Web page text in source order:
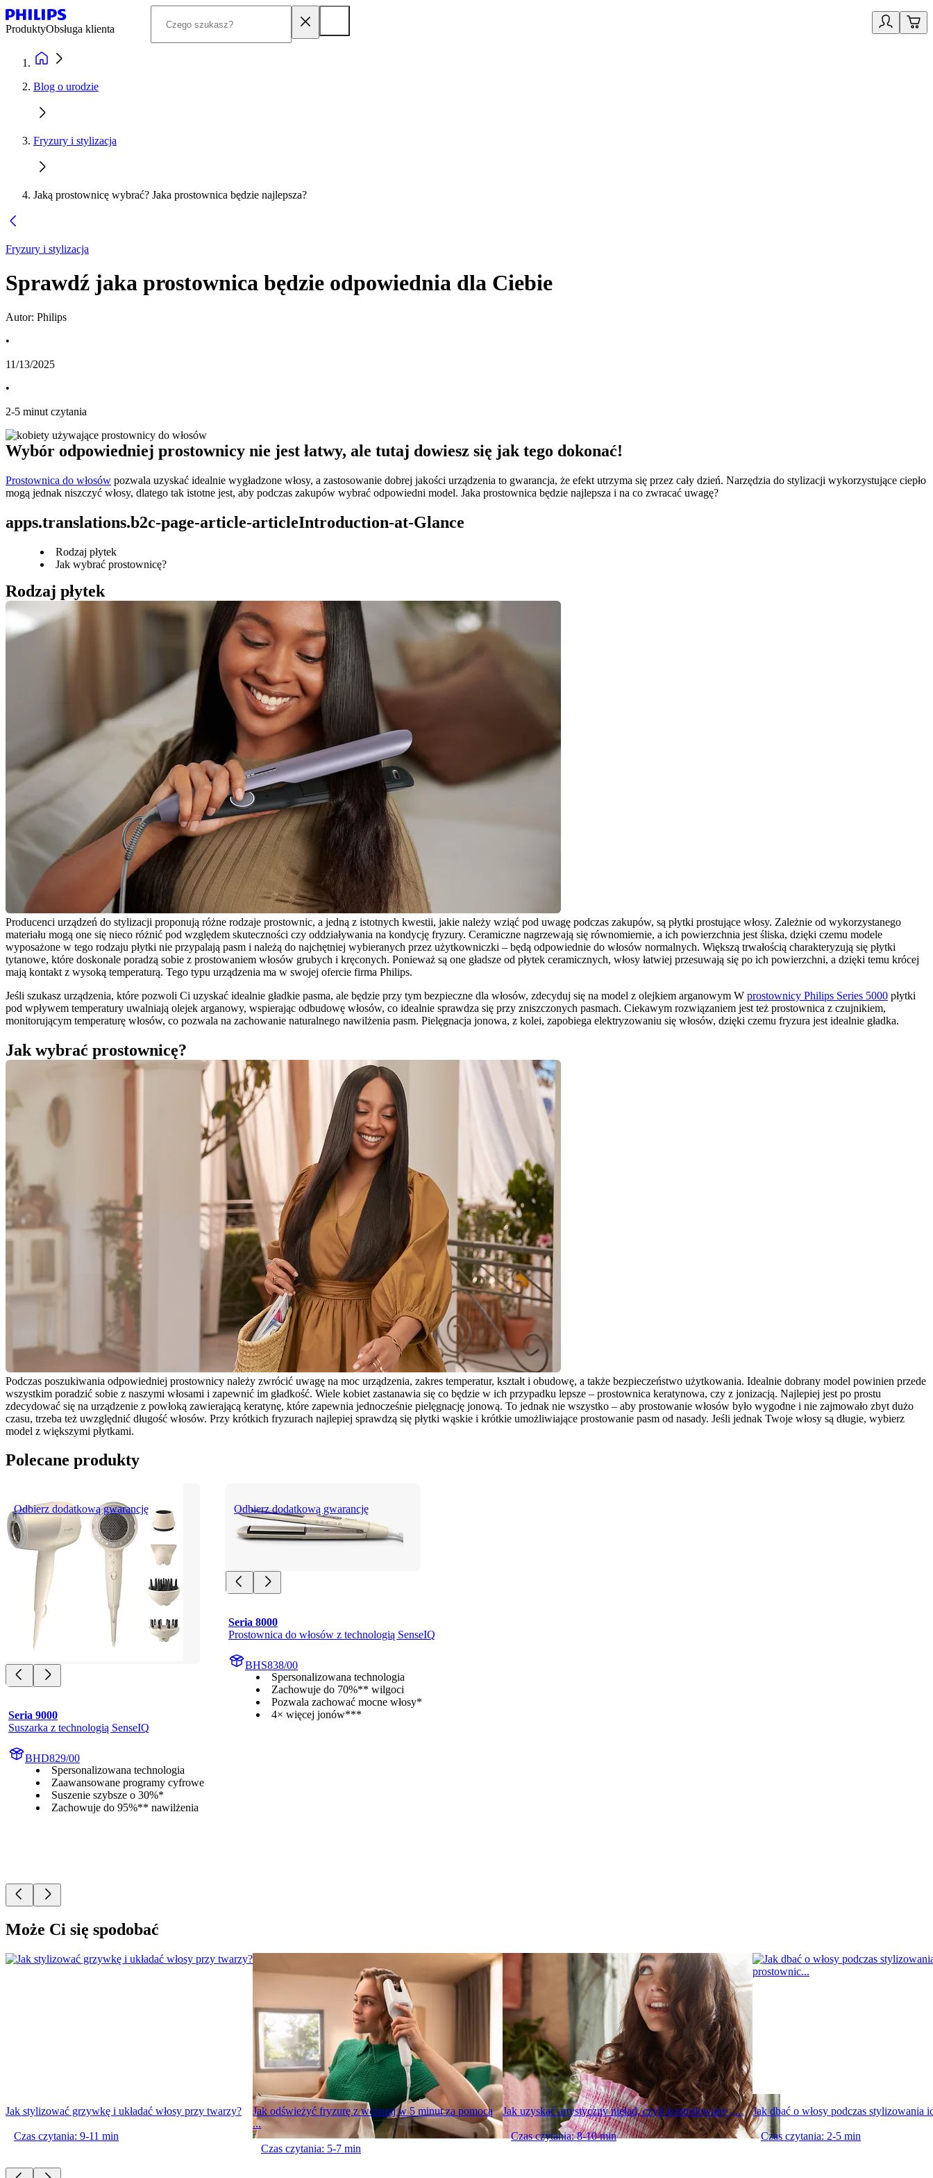
ProduktyObsługa klienta
Blog o urodzie
Fryzury i stylizacja
Jaką prostownicę wybrać? Jaka prostownica będzie najlepsza?
Fryzury i stylizacja
Sprawdź jaka prostownica będzie odpowiednia dla Ciebie
Autor: Philips
•
11/13/2025
•
2-5 minut czytania
Wybór odpowiedniej prostownicy nie jest łatwy, ale tutaj dowiesz się jak tego dokonać!
Prostownica do włosów pozwala uzyskać idealnie wygładzone włosy, a zastosowanie dobrej jakości urządzenia to gwarancja, że efekt utrzyma się przez cały dzień. Narzędzia do stylizacji wykorzystujące ciepło
mogą jednak niszczyć włosy, dlatego tak istotne jest, aby podczas zakupów wybrać odpowiedni model. Jaka prostownica będzie najlepsza i na co zwracać uwagę?
apps.translations.b2c-page-article-articleIntroduction-at-Glance
Rodzaj płytek
Jak wybrać prostownicę?
Rodzaj płytek
Producenci urządzeń do stylizacji proponują różne rodzaje prostownic, a jedną z istotnych kwestii, jakie należy wziąć pod uwagę podczas zakupów, są płytki prostujące włosy. Zależnie od wykorzystanego
materiału mogą one się nieco różnić pod względem skuteczności czy oddziaływania na kondycję fryzury. Ceramiczne nagrzewają się równomiernie, a ich powierzchnia jest śliska, dzięki czemu modele
wyposażone w tego rodzaju płytki nie przypalają pasm i należą do najchętniej wybieranych przez użytkowniczki – będą odpowiednie do włosów normalnych. Większą trwałością charakteryzują się płytki
tytanowe, które doskonale poradzą sobie z prostowaniem włosów grubych i kręconych. Ponieważ są one gładsze od płytek ceramicznych, włosy łatwiej przesuwają się po ich powierzchni, a dzięki temu krócej
mają kontakt z wysoką temperaturą. Tego typu urządzenia ma w swojej ofercie firma Philips.
Jeśli szukasz urządzenia, które pozwoli Ci uzyskać idealnie gładkie pasma, ale będzie przy tym bezpieczne dla włosów, zdecyduj się na model z olejkiem arganowym W prostownicy Philips Series 5000 płytki
pod wpływem temperatury uwalniają olejek arganowy, wspierając odbudowę włosów, co idealnie sprawdza się przy zniszczonych pasmach. Ciekawym rozwiązaniem jest też prostownica z czujnikiem,
monitorującym temperaturę włosów, co pozwala na zachowanie naturalnego nawilżenia pasm. Pielęgnacja jonowa, z kolei, zapobiega elektryzowaniu się włosów, dzięki czemu fryzura jest idealnie gładka.
Jak wybrać prostownicę?
Podczas poszukiwania odpowiedniej prostownicy należy zwrócić uwagę na moc urządzenia, zakres temperatur, kształt i obudowę, a także bezpieczeństwo użytkowania. Idealnie dobrany model powinien przede
wszystkim poradzić sobie z naszymi włosami i zapewnić im gładkość. Wiele kobiet zastanawia się co będzie w ich przypadku lepsze – prostownica keratynowa, czy z jonizacją. Najlepiej jest po prostu
zdecydować się na urządzenie z powłoką zawierającą keratynę, które zapewnia jednocześnie pielęgnację jonową. To jednak nie wszystko – aby prostowanie włosów było wygodne i nie zajmowało zbyt dużo
czasu, trzeba też uwzględnić długość włosów. Przy krótkich fryzurach najlepiej sprawdzą się płytki wąskie i krótkie umożliwiające prostowanie pasm od nasady. Jeśli jednak Twoje włosy są długie, wybierz
model z większymi płytkami.
Polecane produkty
Odbierz dodatkową gwarancję
Seria 9000
Suszarka z technologią SenseIQ
BHD829/00
Spersonalizowana technologia
Zaawansowane programy cyfrowe
Suszenie szybsze o 30%*
Zachowuje do 95%** nawilżenia
Odbierz dodatkową gwarancję
Seria 8000
Prostownica do włosów z technologią SenseIQ
BHS838/00
Spersonalizowana technologia
Zachowuje do 70%** wilgoci
Pozwala zachować mocne włosy*
4× więcej jonów***
Może Ci się spodobać
Jak stylizować grzywkę i układać włosy przy twarzy?
Czas czytania: 9-11 min
Jak odświeżyć fryzurę z wczoraj w 5 minut za pomocą
...
Czas czytania: 5-7 min
Jak uzyskać artystyczny nieład, czyli kontrolowany „...
Czas czytania: 8-10 min
Jak dbać o włosy podczas stylizowania
Czas czytania: 2-5 min